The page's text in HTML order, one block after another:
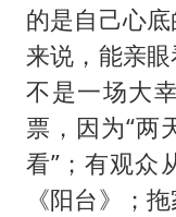
的是自己心
来说，能亲
不是一场大
票，因为“两
看”；有观众
《阳台》；